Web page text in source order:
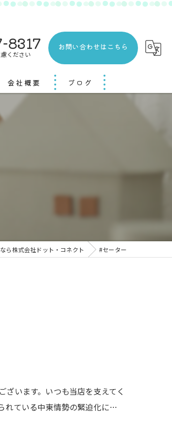
8317
ください
お問い合わせはこちら
会社概要 ブログ
ら株式会社ドット・コネクト #セーター
います。いつも当店を支えてく
れている中東情勢の緊迫化に…